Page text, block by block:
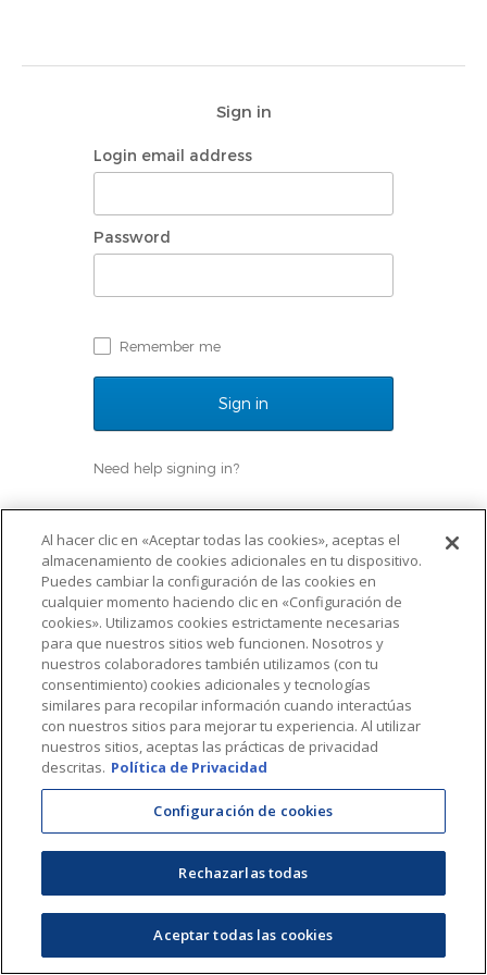
Sign in
Login email address
Password
Remember me
Need help signing in?
Al hacer clic en «Aceptar todas las cookies», aceptas el
almacenamiento de cookies adicionales en tu dispositivo.
Puedes cambiar la configuración de las cookies en
cualquier momento haciendo clic en «Configuración de
cookies». Utilizamos cookies estrictamente necesarias
para que nuestros sitios web funcionen. Nosotros y
nuestros colaboradores también utilizamos (con tu
consentimiento) cookies adicionales y tecnologías
similares para recopilar información cuando interactúas
con nuestros sitios para mejorar tu experiencia. Al utilizar
nuestros sitios, aceptas las prácticas de privacidad
descritas. Política de Privacidad
Configuración de cookies
Rechazarlas todas
Aceptar todas las cookies